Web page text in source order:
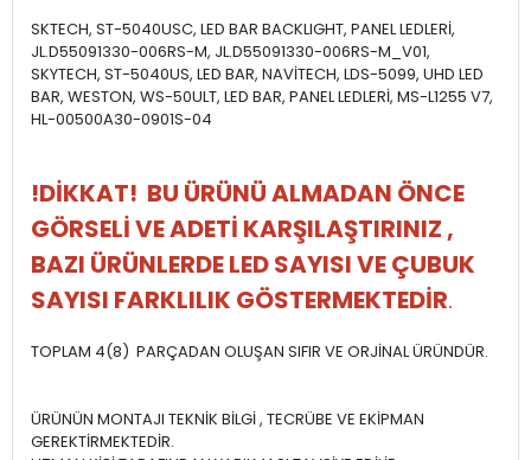
SKTECH, ST-5040USC, LED BAR BACKLIGHT, PANEL LEDLERİ,
JL.D55091330-006RS-M, JL.D55091330-006RS-M_V01,
SKYTECH, ST-5040US, LED BAR, NAVİTECH, LDS-5099, UHD LED
BAR, WESTON, WS-50ULT, LED BAR, PANEL LEDLERİ, MS-L1255 V7,
HL-00500A30-0901S-04
!DİKKAT! BU ÜRÜNÜ ALMADAN ÖNCE
GÖRSELİ VE ADETİ KARŞILAŞTIRINIZ ,
BAZI ÜRÜNLERDE LED SAYISI VE ÇUBUK
SAYISI FARKLILIK GÖSTERMEKTEDİR.
TOPLAM 4(8) PARÇADAN OLUŞAN SIFIR VE ORJİNAL ÜRÜNDÜR.
ÜRÜNÜN MONTAJI TEKNİK BİLGİ , TECRÜBE VE EKİPMAN
GEREKTİRMEKTEDİR.